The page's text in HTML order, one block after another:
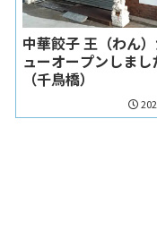
中華餃子 王（わん
ューオープンしまし
（千鳥橋）